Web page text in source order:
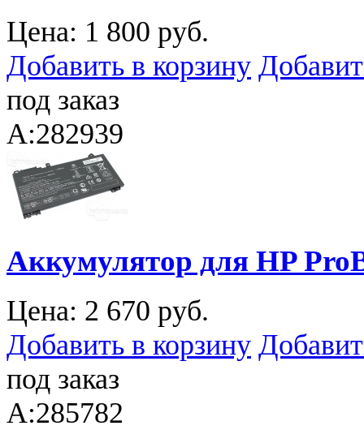
Цена: 1 800 руб.
Добавить в корзину
под заказ
A:282939
Аккумулятор для HP
Цена: 2 670 руб.
Добавить в корзину
под заказ
A:285782